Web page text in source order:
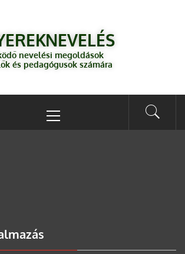
nevelési megoldások
és pedagógusok számára